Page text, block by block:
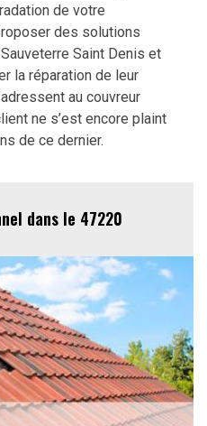
de votre
des solutions
Saint Denis et
la réparation de leur
au couvreur
ne s’est encore plaint
de ce dernier.
dans le 47220